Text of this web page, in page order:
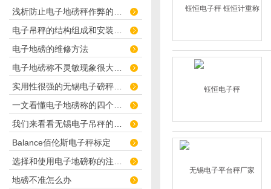
电子地磅的维修方法
Balance佰伦斯电子秤标定
地磅不准怎么办